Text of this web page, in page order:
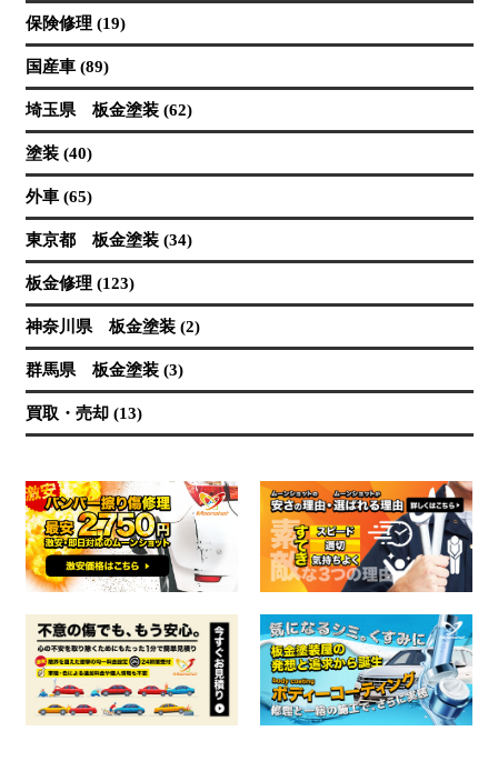
保険修理 (19)
国産車 (89)
埼玉県 板金塗装 (62)
塗装 (40)
外車 (65)
東京都 板金塗装 (34)
板金修理 (123)
神奈川県 板金塗装 (2)
群馬県 板金塗装 (3)
買取・売却 (13)